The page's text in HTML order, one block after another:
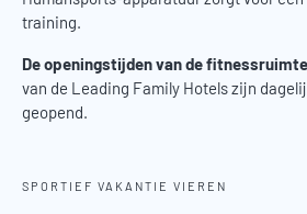
training.
De openingstijden van de
van de Leading Family Hotels zijn
geopend.
SPORTIEF VAKANTIE VIEREN